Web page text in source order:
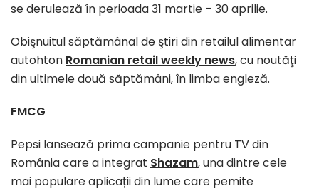
se derulează în perioada 31 martie – 30 aprilie.
Obişnuitul săptămânal de ştiri din retailul alimentar
autohton Romanian retail weekly news, cu noutăţi
din ultimele două săptămâni, în limba engleză.
FMCG
Pepsi lansează prima campanie pentru TV din
România care a integrat Shazam, una dintre cele
mai populare aplicații din lume care pemite